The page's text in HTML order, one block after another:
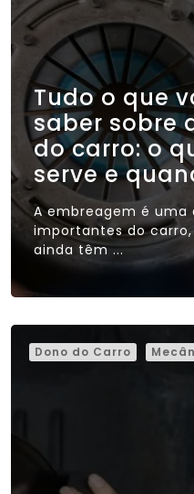
Tudo o que
saber sobre
do carro: o
serve e
A embreagem é uma
importantes do
ainda têm ...
Dono do Carro